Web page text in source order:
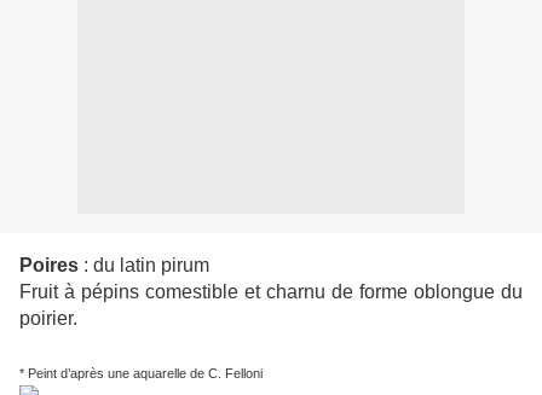
Poires : du latin pirum
Fruit à pépins comestible et charnu de forme oblongue du
poirier.
* Peint d’après une aquarelle de C. Felloni